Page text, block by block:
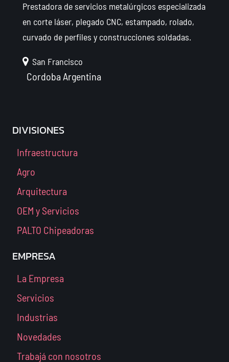
Prestadora de servicios metalúrgicos especializada
en corte láser, plegado CNC, estampado, rolado,
curvado de perfiles y construcciones soldadas.
San Francisco
Cordoba Argentina
DIVISIONES
Infraestructura
Agro
Arquitectura
OEM y Servicios
PALTO Chipeadoras
EMPRESA
La Empresa
Servicios
Industrias
Novedades
Trabajá con nosotros